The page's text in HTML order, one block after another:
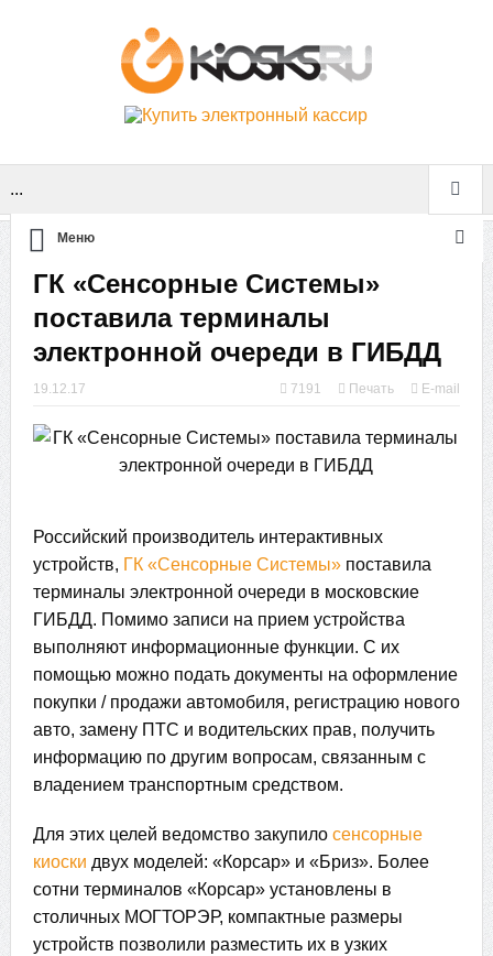
...
Меню
ГК «Сенсорные Системы»
поставила терминалы
электронной очереди в ГИБДД
19.12.17 7191 Печать E-mail
Российский производитель интерактивных
устройств, ГК «Сенсорные Системы»поставила
терминалы электронной очереди в московские
ГИБДД. Помимо записи на прием устройства
выполняют информационные функции. С их
помощью можно подать документы на оформление
покупки / продажи автомобиля, регистрацию нового
авто, замену ПТС и водительских прав, получить
информацию по другим вопросам, связанным с
владением транспортным средством.
Для этих целей ведомство закупило сенсорные
киоски двух моделей: «Корсар» и «Бриз». Более
сотни терминалов «Корсар» установлены в
столичных МОГТОРЭР, компактные размеры
устройств позволили разместить их в узких